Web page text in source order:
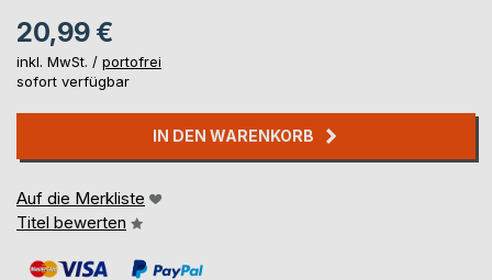
20,99 €
inkl. MwSt. / portofrei
sofort verfügbar
IN DEN WARENKORB
Auf die Merkliste
Titel bewerten